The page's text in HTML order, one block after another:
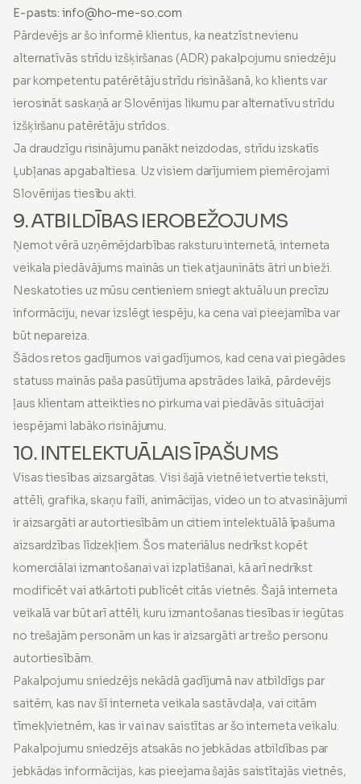
E-pasts: info@ho-me-so.com
Pārdevējs ar šo informē klientus, ka neatzīst nevienu
alternatīvās strīdu izšķiršanas (ADR) pakalpojumu sniedzēju
par kompetentu patērētāju strīdu risināšanā, ko klients var
ierosināt saskaņā ar Slovēnijas likumu par alternatīvu strīdu
izšķiršanu patērētāju strīdos.
Ja draudzīgu risinājumu panākt neizdodas, strīdu izskatīs
Ļubļanas apgabaltiesa. Uz visiem darījumiem piemērojami
Slovēnijas tiesību akti.
9. ATBILDĪBAS IEROBEŽOJUMS
Ņemot vērā uzņēmējdarbības raksturu internetā, interneta
veikala piedāvājums mainās un tiek atjaunināts ātri un bieži.
Neskatoties uz mūsu centieniem sniegt aktuālu un precīzu
informāciju, nevar izslēgt iespēju, ka cena vai pieejamība var
būt nepareiza.
Šādos retos gadījumos vai gadījumos, kad cena vai piegādes
statuss mainās paša pasūtījuma apstrādes laikā, pārdevējs
ļaus klientam atteikties no pirkuma vai piedāvās situācijai
iespējami labāko risinājumu.
10. INTELEKTUĀLAIS ĪPAŠUMS
Visas tiesības aizsargātas. Visi šajā vietnē ietvertie teksti,
attēli, grafika, skaņu faili, animācijas, video un to atvasinājumi
ir aizsargāti ar autortiesībām un citiem intelektuālā īpašuma
aizsardzības līdzekļiem. Šos materiālus nedrīkst kopēt
komerciālai izmantošanai vai izplatīšanai, kā arī nedrīkst
modificēt vai atkārtoti publicēt citās vietnēs. Šajā interneta
veikalā var būt arī attēli, kuru izmantošanas tiesības ir iegūtas
no trešajām personām un kas ir aizsargāti ar trešo personu
autortiesībām.
Pakalpojumu sniedzējs nekādā gadījumā nav atbildīgs par
saitēm, kas nav šī interneta veikala sastāvdaļa, vai citām
tīmekļvietnēm, kas ir vai nav saistītas ar šo interneta veikalu.
Pakalpojumu sniedzējs atsakās no jebkādas atbildības par
jebkādas informācijas, kas pieejama šajās saistītajās vietnēs,